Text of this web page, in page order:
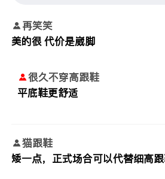
再笑笑
美的很 代价是崴脚
很久不穿高跟鞋
平底鞋更舒适
猫跟鞋
矮一点，正式场合可以代替细高